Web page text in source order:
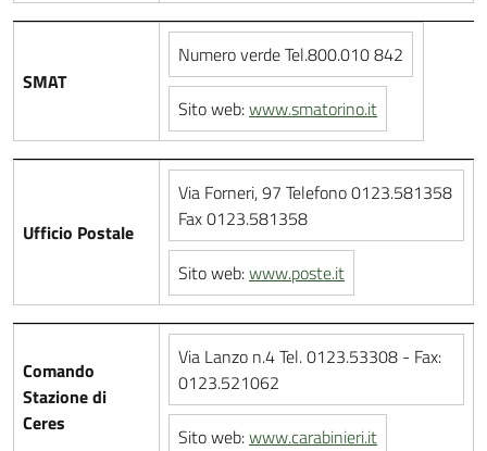
SMAT
Numero verde Tel.800.010 842
Sito web:www.smatorino.it
Ufficio Postale
Via Forneri, 97 Telefono 0123.581358
Fax 0123.581358
Sito web:www.poste.it
Comando
Stazione di
Ceres
Via Lanzo n.4 Tel. 0123.53308 - Fax:
0123.521062
Sito web:www.carabinieri.it